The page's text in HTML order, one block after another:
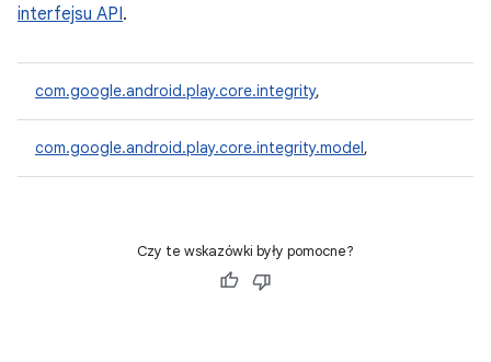
interfejsu API.
com.google.android.play.core.integrity,
com.google.android.play.core.integrity.model,
Czy te wskazówki były pomocne?